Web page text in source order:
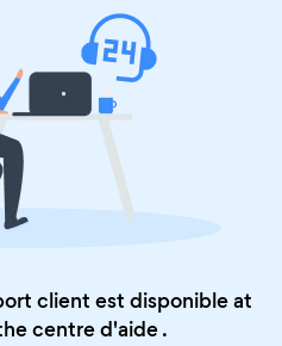
client est disponible at
centre d'aide.